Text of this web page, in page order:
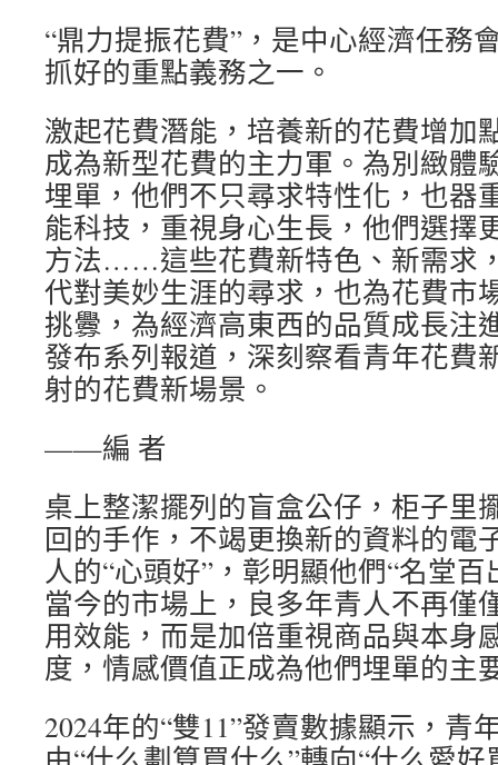
“鼎力提振花費”，是中心經濟任務
抓好的重點義務之一。
激起花費潛能，培養新的花費增加
成為新型花費的主力軍。為別緻體
埋單，他們不只尋求特性化，也器
能科技，重視身心生長，他們選擇
方法……這些花費新特色、新需求
代對美妙生涯的尋求，也為花費市
挑釁，為經濟高東西的品質成長注
發布系列報道，深刻察看青年花費
射的花費新場景。
——編 者
桌上整潔擺列的盲盒公仔，柜子里
回的手作，不竭更換新的資料的
人的“心頭好”，彰明顯他們“名堂
當今的市場上，良多年青人不再僅
用效能，而是加倍重視商品與本身
度，情感價值正成為他們埋單的主
2024年的“雙11”發賣數據顯示，青